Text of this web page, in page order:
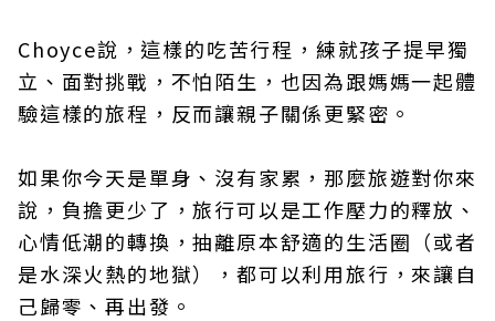
Choyce說，這樣的吃苦行程，練就孩子提早獨
立、面對挑戰，不怕陌生，也因為跟媽媽一起體
驗這樣的旅程，反而讓親子關係更緊密。
如果你今天是單身、沒有家累，那麼旅遊對你來
說，負擔更少了，旅行可以是工作壓力的釋放、
心情低潮的轉換，抽離原本舒適的生活圈（或者
是水深火熱的地獄），都可以利用旅行，來讓自
己歸零、再出發。